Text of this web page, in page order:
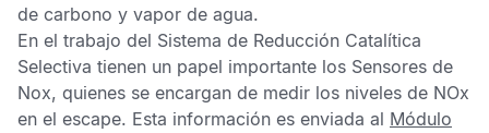
de carbono y vapor de agua.
En el trabajo del Sistema de Reducción Catalítica
Selectiva tienen un papel importante los Sensores de
Nox, quienes se encargan de medir los niveles de NOx
en el escape. Esta información es enviada al Módulo